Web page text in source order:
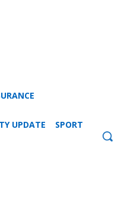
UPDATE SPORT